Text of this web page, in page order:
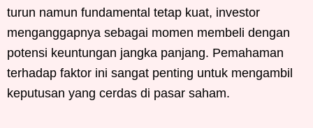
turun namun fundamental tetap kuat, investor
menganggapnya sebagai momen membeli dengan
potensi keuntungan jangka panjang. Pemahaman
terhadap faktor ini sangat penting untuk mengambil
keputusan yang cerdas di pasar saham.